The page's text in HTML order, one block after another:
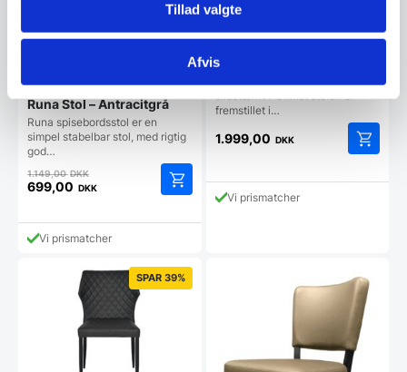
Tillad valgte
Afvis
Runa Stol – Antracitgrå
Runa spisebordsstol er en
simpel stabelbar stol, med rigtig
god…
1.149,00DKKDen
oprindelige
var:
1.149,00 DKK.
699,00 DKK
aktuelle
pris
699,00 DKK.
Vi prismatcher
Mist spisestol – Cognac
fremstillet i…
1.999,00 DKK
Vi prismatcher
SPAR 39%